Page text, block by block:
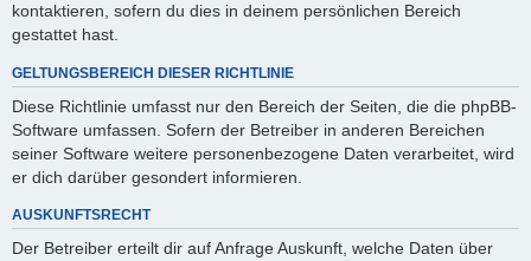
kontaktieren, sofern du dies in deinem persönlichen Bereich
gestattet hast.
GELTUNGSBEREICH DIESER RICHTLINIE
Diese Richtlinie umfasst nur den Bereich der Seiten, die die phpBB-
Software umfassen. Sofern der Betreiber in anderen Bereichen
seiner Software weitere personenbezogene Daten verarbeitet, wird
er dich darüber gesondert informieren.
AUSKUNFTSRECHT
Der Betreiber erteilt dir auf Anfrage Auskunft, welche Daten über